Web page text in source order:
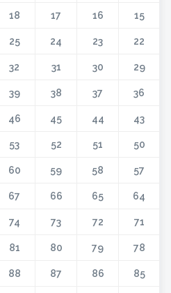
15
16
17
18
22
23
24
25
29
30
31
32
36
37
38
39
43
44
45
46
50
51
52
53
57
58
59
60
64
65
66
67
71
72
73
74
78
79
80
81
85
86
87
88